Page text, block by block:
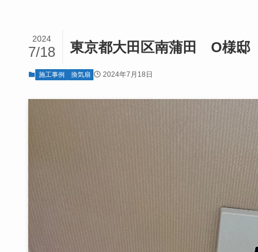
東京都大田区南蒲田 O様
2024
7/18
施工事例 換気扇 2024年7月18日